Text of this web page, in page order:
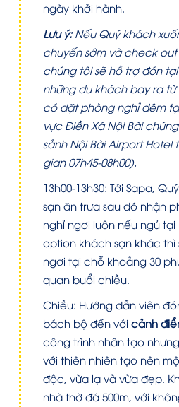
ngày khởi hành.
Lưu ý:Nếu Quý khách
chuyến sớm và check out
chúng tôi sẽ hỗ trợ đón
những du khách bay ra
có đặt phòng nghỉ đêm
vực Điền Xá Nội Bài
sảnh Nội Bài Airport
gian 07h45-08h00).
13h00-13h30: Tới Sapa,
sạn ăn trưa sau đó nhận
nghỉ ngơi luôn nếu ngủ
option khách sạn khác thì
ngơi tại chỗ khoảng 30
quan buổi chiều.
Chiều: Hướng dẫn viên
bách bộ đến với cảnh
công trình nhân tạo
với thiên nhiên tạo nên
độc, vừa lạ và vừa đẹp.
nhà thờ đá 500m, với